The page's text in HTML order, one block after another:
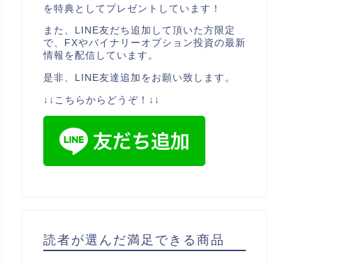
を特典としてプレゼントしています！
また、LINE友だち追加して頂いた方限定
で、FXやバイナリーオプション投資の最新
情報を配信しています。
是非、LINE友達追加をお願い致します。
↓↓こちらからどうぞ！↓↓
読者が選んだ満足できる商品